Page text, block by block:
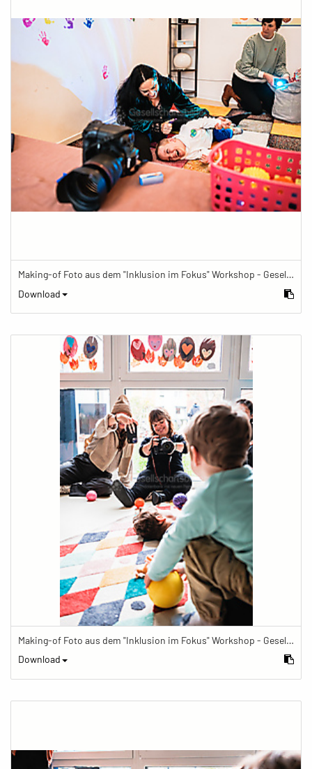
Making-of Foto aus dem "Inklusion im Fokus" Workshop - Gesellschaftsbilder.de Fotoworkshop „Inklusion im Fokus“ beim Känguru Leipzig
Download
Making-of Foto aus dem "Inklusion im Fokus" Workshop - Gesellschaftsbilder.de Fotoworkshop „Inklusion im Fokus“ beim Känguru Leipzig
Download